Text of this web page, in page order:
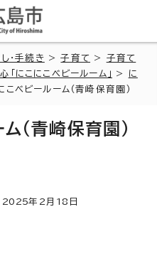
・手続き >子育て > 子育て
にこにこベビールーム」 >
に
こベビールーム（青崎保育園）
（青崎保育園）
2025年2月 18 日